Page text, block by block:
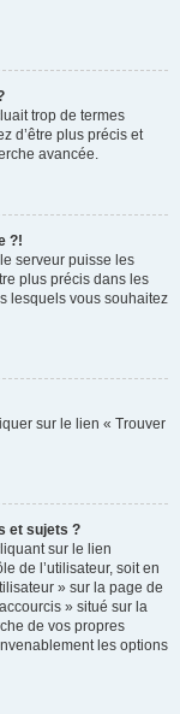
trop de termes
d’être plus précis et
avancée.
?!
serveur puisse les
plus précis dans les
lesquels vous souhaitez
sur le lien « Trouver
et sujets ?
sur le lien
de l’utilisateur, soit en
» sur la page de
» situé sur la
de vos propres
les options